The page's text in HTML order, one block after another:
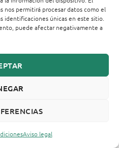
permitirá procesar datos como el
identificaciones únicas en este sitio.
puede afectar negativamente a
Aviso legal